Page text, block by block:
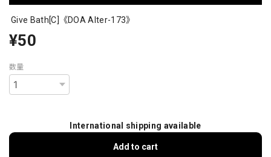
Give Bath[C]《DOA Alter-173》
¥50
数量
International shipping available
Add to cart